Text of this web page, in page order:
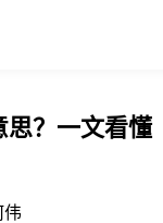
思？一文看懂
伟